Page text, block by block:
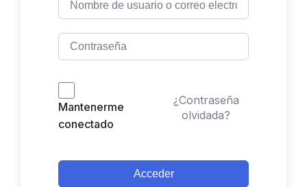
Mantenerme
conectado
¿Contraseña
olvidada?
Acceder